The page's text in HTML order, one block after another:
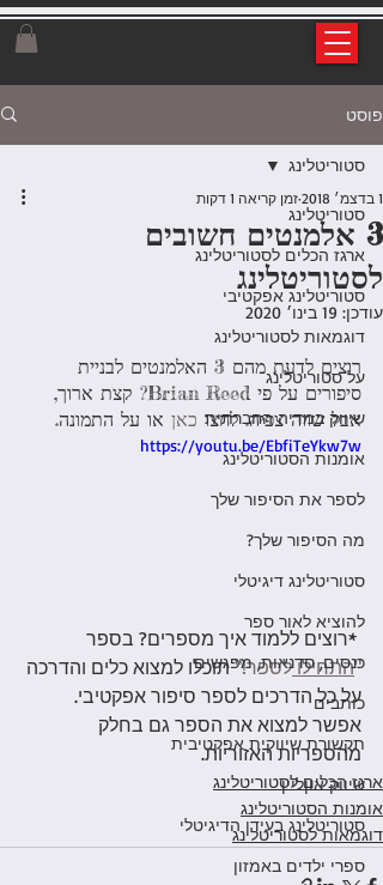
פוסט
סטוריטלינג
ארגז הכלים לסטוריטלינג
סטוריטלינג אפקטיבי
דוגמאות לסטוריטלינג
על סטוריטלינג
שיווק במדיה החברתית
אומנות הסטוריטלינג
לספר את הסיפור שלך
מה הסיפור שלך?
סטוריטלינג דיגיטלי
להוציא לאור ספר
כנסים, סדנאות, מפגשים
כותבים
תקשורת שיווקית אפקטיבית
שיווק אוןליין
סטוריטלינג בעידו הדיגיטלי
ספרי ילדים באמזון
סטוריטלינג
3 אלמנטים חשובים
לסטוריטלינג
1 בדצמ׳ 2018 זמן קריאה 1 דקות
עודכן: 19 בינו׳ 2020
רוצים לדעת מהם 3 האלמנטים לבניית
סיפורים על פי Brian Reed? קצת ארוך,
אבל שווה צפיה. לחצו כאן או על התמונה.
https://youtu.be/EbfiTeYkw7w
"התחילו לספר!" תוכלו למצוא כלים והדרכה
על כל הדרכים לספר סיפור אפקטיבי.
אפשר למצוא את הספר גם בחלק
מהספריות האזוריות.
ארגז הכלים לסטוריטלינג
אומנות הסטוריטלינג
דוגמאות לסטוריטלינג